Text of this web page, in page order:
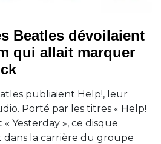
Beatles dévoilaient
qui allait marquer
publiaient Help!, leur
Porté par les titres « Help!
« Yesterday », ce disque
la carrière du groupe